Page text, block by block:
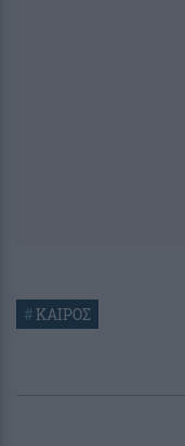
#ΚΑΙΡΟΣ